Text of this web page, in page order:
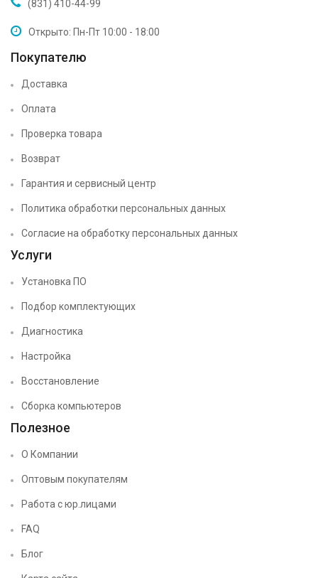
(831) 410-44-99
Открыто: Пн-Пт 10:00 - 18:00
Покупателю
Доставка
Оплата
Проверка товара
Возврат
Гарантия и сервисный центр
Политика обработки персональных данных
Согласие на обработку персональных данных
Услуги
Установка ПО
Подбор комплектующих
Диагностика
Настройка
Восстановление
Сборка компьютеров
Полезное
О Компании
Оптовым покупателям
Работа с юр.лицами
FAQ
Блог